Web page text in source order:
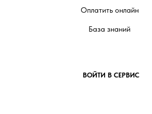
Оплатить онлайн
База знаний
ВОЙТИ В СЕРВИС